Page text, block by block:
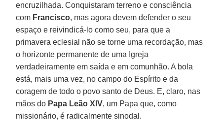
encruzilhada. Conquistaram terreno e consciência
com Francisco, mas agora devem defender o seu
espaço e reivindicá-lo como seu, para que a
primavera eclesial não se torne uma recordação, mas
o horizonte permanente de uma Igreja
verdadeiramente em saída e em comunhão. A bola
está, mais uma vez, no campo do Espírito e da
coragem de todo o povo santo de Deus. E, claro, nas
mãos do Papa Leão XIV, um Papa que, como
missionário, é radicalmente sinodal.